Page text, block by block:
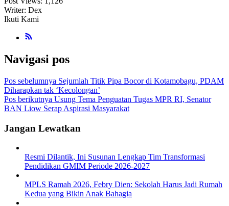
Writer: Dex
Ikuti Kami
Navigasi pos
Pos sebelumnya Sejumlah Titik Pipa Bocor di Kotamobagu, PDAM
Diharapkan tak ‘Kecolongan’
Pos berikutnya Usung Tema Penguatan Tugas MPR RI, Senator
BAN Liow Serap Aspirasi Masyarakat
Jangan Lewatkan
Resmi Dilantik, Ini Susunan Lengkap Tim Transformasi
Pendidikan GMIM Periode 2026-2027
MPLS Ramah 2026, Febry Dien: Sekolah Harus Jadi Rumah
Kedua yang Bikin Anak Bahagia